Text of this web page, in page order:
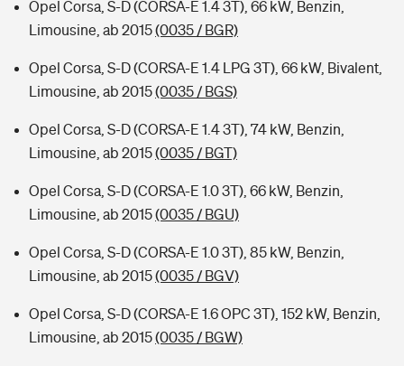
Opel Corsa, S-D (CORSA-E 1.4 3T), 66 kW, Benzin,
Limousine, ab 2015(0035 / BGR)
Opel Corsa, S-D (CORSA-E 1.4 LPG 3T), 66 kW, Bivalent,
Limousine, ab 2015(0035 / BGS)
Opel Corsa, S-D (CORSA-E 1.4 3T), 74 kW, Benzin,
Limousine, ab 2015(0035 / BGT)
Opel Corsa, S-D (CORSA-E 1.0 3T), 66 kW, Benzin,
Limousine, ab 2015(0035 / BGU)
Opel Corsa, S-D (CORSA-E 1.0 3T), 85 kW, Benzin,
Limousine, ab 2015(0035 / BGV)
Opel Corsa, S-D (CORSA-E 1.6 OPC 3T), 152 kW, Benzin,
Limousine, ab 2015(0035 / BGW)